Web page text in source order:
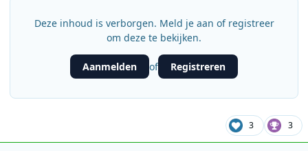
Deze inhoud is verborgen. Meld je aan of registreer
om deze te bekijken.
Aanmelden of Registreren
3 3